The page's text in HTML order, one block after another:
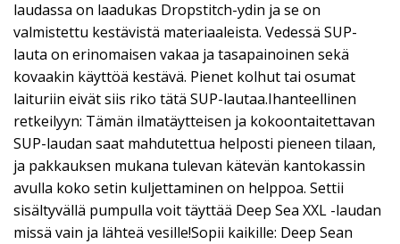
laudassa on laadukas Dropstitch-ydin ja se on
valmistettu kestävistä materiaaleista. Vedessä SUP-
lauta on erinomaisen vakaa ja tasapainoinen sekä
kovaakin käyttöä kestävä. Pienet kolhut tai osumat
laituriin eivät siis riko tätä SUP-lautaa.Ihanteellinen
retkeilyyn: Tämän ilmatäytteisen ja kokoontaitettavan
SUP-laudan saat mahdutettua helposti pieneen tilaan,
ja pakkauksen mukana tulevan kätevän kantokassin
avulla koko setin kuljettaminen on helppoa. Settii
sisältyvällä pumpulla voit täyttää Deep Sea XXL -laudan
missä vain ja lähteä vesille!Sopii kaikille: Deep Sean